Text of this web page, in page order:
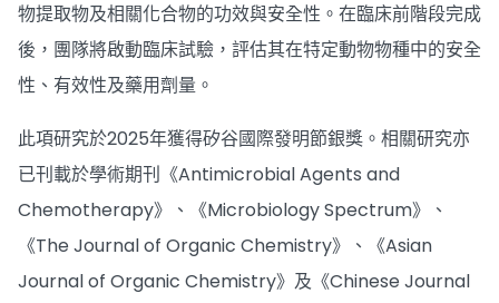
物提取物及相關化合物的功效與安全性。在臨床前階段完成
後，團隊將啟動臨床試驗，評估其在特定動物物種中的安全
性、有效性及藥用劑量。
此項研究於2025年獲得矽谷國際發明節銀獎。相關研究亦
已刊載於學術期刊《Antimicrobial Agents and
Chemotherapy》、《Microbiology Spectrum》、
《The Journal of Organic Chemistry》、《Asian
Journal of Organic Chemistry》及《Chinese Journal